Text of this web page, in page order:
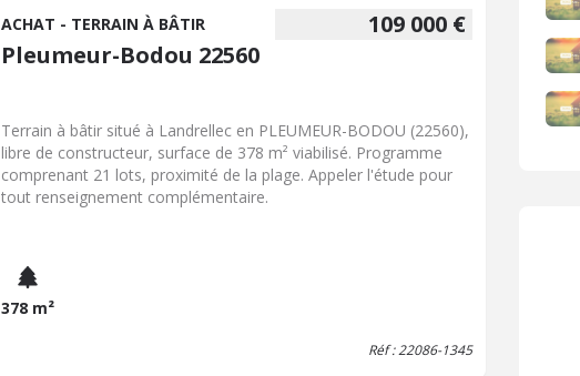
109 000 €
ACHAT - TERRAIN À BÂTIR
Pleumeur-Bodou 22560
Terrain à bâtir situé à Landrellec en PLEUMEUR-BODOU (22560),
libre de constructeur, surface de 378 m² viabilisé. Programme
comprenant 21 lots, proximité de la plage. Appeler l'étude pour
tout renseignement complémentaire.
378 m²
Réf : 22086-1345